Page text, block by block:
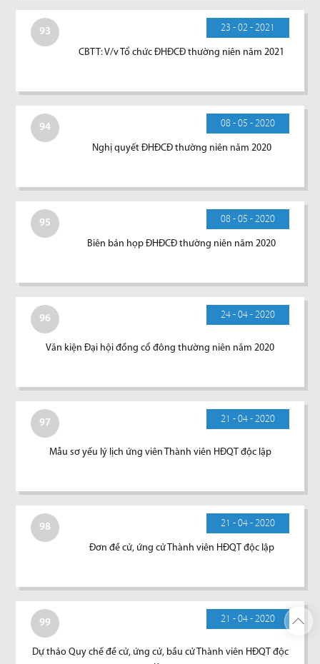
93 23 - 02 - 2021
CBTT: V/v Tổ chức ĐHĐCĐ thường niên năm 2021
94 08 - 05 - 2020
Nghị quyết ĐHĐCĐ thường niên năm 2020
95 08 - 05 - 2020
Biên bản họp ĐHĐCĐ thường niên năm 2020
96 24 - 04 - 2020
Văn kiện Đại hội đồng cổ đông thường niên năm 2020
97 21 - 04 - 2020
Mẫu sơ yếu lý lịch ứng viên Thành viên HĐQT độc lập
98 21 - 04 - 2020
Đơn đề cử, ứng cử Thành viên HĐQT độc lập
99 21 - 04 - 2020
Dự thảo Quy chế đề cử, ứng cử, bầu cử Thành viên HĐQT độc